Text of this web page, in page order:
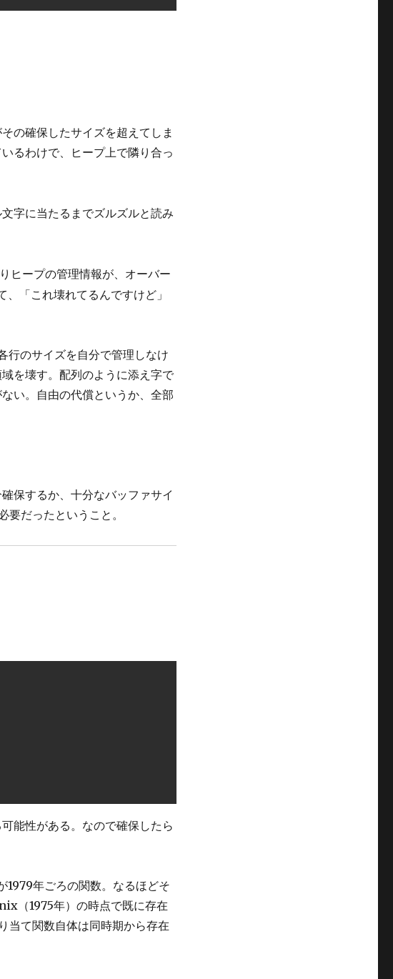
の確保したサイズを超えてしま
るわけで、ヒープ上で隣り合っ
字に当たるまでズルズルと読み
ヒープの管理情報が、オーバー
「これ壊れてるんですけど」
行のサイズを自分で管理しなけ
を壊す。配列のように添え字で
い。自由の代償というか、全部
保するか、十分なバッファサイ
だったということ。
能性がある。なので確保したら
年ごろの関数。なるほどそ
（1975年）の時点で既に存在
て関数自体は同時期から存在